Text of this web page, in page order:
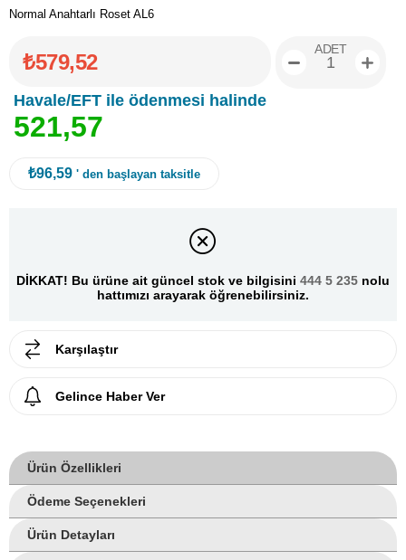
Normal Anahtarlı Roset AL6
₺579,52
Havale/EFT ile ödenmesi halinde
521,57
ADET
₺96,59 ' den başlayan taksitle
DİKKAT! Bu ürüne ait güncel stok ve bilgisini 444 5 235 nolu
hattımızı arayarak öğrenebilirsiniz.
Karşılaştır
Gelince Haber Ver
Ürün Özellikleri
Ödeme Seçenekleri
Ürün Detayları